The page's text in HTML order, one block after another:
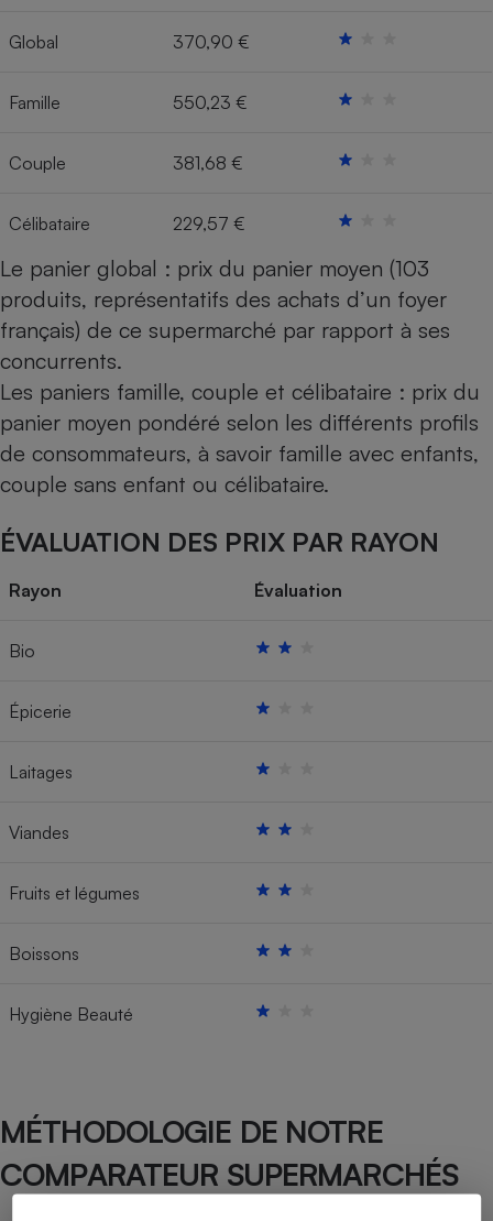
Global 370,90 €
Famille 550,23 €
Couple 381,68 €
Célibataire 229,57 €
Le panier global : prix du panier moyen (103
produits, représentatifs des achats d’un foyer
français) de ce supermarché par rapport à ses
concurrents.
Les paniers famille, couple et célibataire : prix du
panier moyen pondéré selon les différents profils
de consommateurs, à savoir famille avec enfants,
couple sans enfant ou célibataire.
ÉVALUATION DES PRIX PAR RAYON
Rayon Évaluation
Bio
Épicerie
Laitages
Viandes
Fruits et légumes
Boissons
Hygiène Beauté
MÉTHODOLOGIE DE NOTRE
COMPARATEUR SUPERMARCHÉS